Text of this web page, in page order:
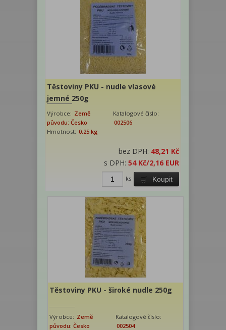
Těstoviny PKU - nudle vlasové
jemné 250g
Výrobce: Země
původu: Česko
Katalogové číslo:
002506
Hmotnost: 0,25 kg
bez DPH: 48,21 Kč
s DPH: 54 Kč/2,16 EUR
Koupit
ks
Těstoviny PKU - široké nudle 250g
Výrobce: Země
původu: Česko
Katalogové číslo:
002504